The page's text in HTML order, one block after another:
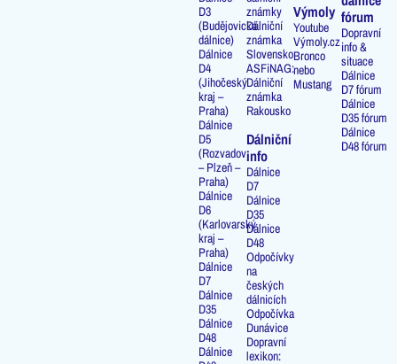
D3
(Budějovická
dálnice)
Dálnice
D4
(Jihočeský
kraj –
Praha)
Dálnice
D5
(Rozvadov
– Plzeň –
Praha)
Dálnice
D6
(Karlovarský
kraj –
Praha)
Dálnice
D7
Dálnice
D35
Dálnice
D48
Dálnice
známky
Dálniční
známka
Slovensko
ASFiNAG:
Dálniční
známka
Rakousko
Dálniční
info
Dálnice
D7
Dálnice
D35
Dálnice
D48
Odpočívky
na
českých
dálnicích
Odpočívka
Dunávice
Dopravní
lexikon:
Výmoly
Youtube
Výmoly.cz
Bronco
nebo
Mustang
fórum
Dopravní
info &
situace
Dálnice
D7 fórum
Dálnice
D35 fórum
Dálnice
D48 fórum